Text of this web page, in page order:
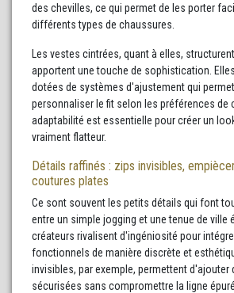
des chevilles, ce qui permet de les porter
différents types de chaussures.
Les vestes cintrées, quant à elles,
apportent une touche de sophistication.
dotées de systèmes d'ajustement qui
personnaliser le fit selon les préférences de
adaptabilité est essentielle pour créer un
vraiment flatteur.
Détails raffinés : zips invisibles,
coutures plates
Ce sont souvent les petits détails qui font
entre un simple jogging et une tenue de ville
créateurs rivalisent d'ingéniosité pour
fonctionnels de manière discrète et
invisibles, par exemple, permettent d'ajouter
sécurisées sans compromettre la ligne